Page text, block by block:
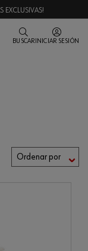
EXCLUSIVAS!
BUSCAR INICIAR SESIÓN